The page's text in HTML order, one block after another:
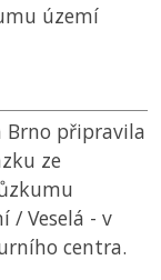
území
Brno připravila
ze
/ Veselá - v
centra.